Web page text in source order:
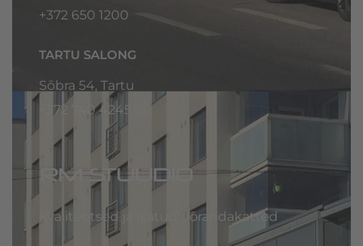
+372 650 1200
TARTU SALONG
Sõbra 54, Tartu
+372
740 4245
Kvaliteetsed ja ajatud põrandakatted